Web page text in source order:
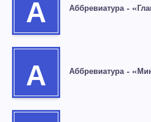
А Аббревиатура –
А Аббревиатура –